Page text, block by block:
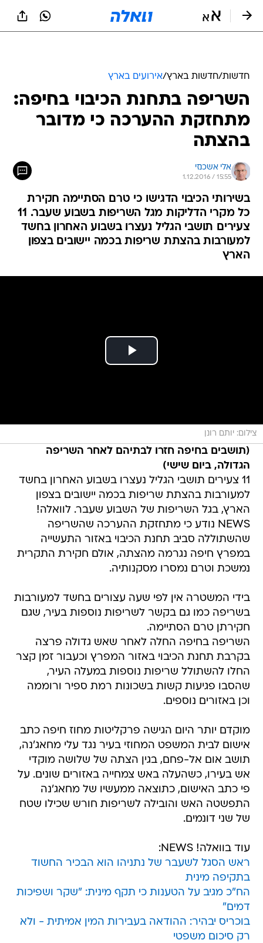
חדשות/חדשות בארץ/אירועים בארץ
השריפה בתחנת הכיבוי בחיפה:
מתחזקת ההערכה כי מדובר
בהצתה
אלי אשכנזי
1.12.2016 / 15:55
בשירותי הכיבוי הדגישו כי טרם הסתיימה חקירת
כל מקרי הדליקות מגל השריפות בשבוע שעבר. 11
צעירים תושבי הגליל נעצרו בשבוע האחרון בחשד
למעורבות בהצתת שריפות בכמה יישובים בצפון
הארץ
צילום: יותם רונן
(תושבים בחיפה חזרו לבתיהם לאחר השריפה
הגדולה, ביום שישי)
11 צעירים תושבי הגליל נעצרו בשבוע האחרון בחשד
למעורבות בהצתת שריפות בכמה יישובים בצפון
הארץ, בגל השריפות של השבוע שעבר. לוואלה!
NEWS נודע כי מתחזקת ההערכה שהשריפה
שהשתוללה סביב תחנת הכיבוי באזור התעשייה
במפרץ חיפה נגרמה מהצתה, אולם חקירת התקרית
נמשכת וטרם נמסרו מסקנותיה.
בידי המשטרה אין לפי שעה עצורים בחשד למעורבות
בשריפה כמו גם בקשר לשריפות נוספות בעיר, שגם
חקירתן טרם הסתיימה.
השריפה בחיפה החלה לאחר שאש גדולה פרצה
בקרבת תחנת הכיבוי באזור המפרץ וכעבור זמן קצר
החלו להשתולל שריפות נוספות במעלה העיר,
שהסבו פגיעות קשות בשכונות רמת ספיר ורוממה
וכן באזורים נוספים.
מוקדם יותר היום הגישה פרקליטות מחוז חיפה כתב
אישום לבית המשפט המחוזי בעיר נגד עלי מחאג'נה,
תושב אום אל-פחם, בגין הצתה של שלושה מוקדי
אש בעירו, כשהעלה באש צמחייה באזורים שונים. על
פי כתב האישום, כתוצאה ממעשיו של מחאג'נה
התפשטה האש והובילה לשריפות חורש שכילו שטח
של שני דונמים.
עוד בוואלה! NEWS:
ראש הסגל לשעבר של נתניהו הוא הבכיר החשוד
בתקיפה מינית
הח"כ מגיב על הטענות כי תקף מינית: "שקר ושפיכות
דמים"
בוכריס יבהיר: ההודאה בעבירות המין אמיתית - ולא
רק סיכום משפטי